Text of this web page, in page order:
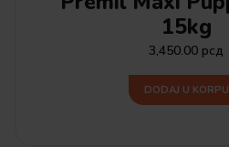
15kg
3,450.00 рсд
DODAJ U KORPU